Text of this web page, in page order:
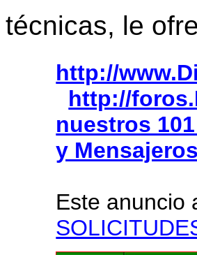
técnicas, le
http://
http://
nuestros
y Mensajeros
Este anuncio